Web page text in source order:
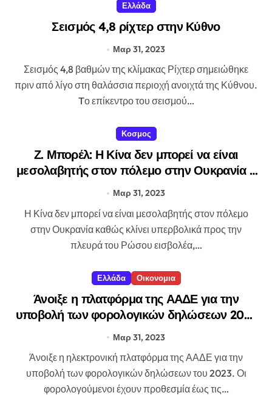
Ελλάδα
Σεισμός 4,8 ρίχτερ στην Κύθνο
Μαρ 31, 2023
Σεισμός 4,8 βαθμών της κλίμακας Ρίχτερ σημειώθηκε
πριν από λίγο στη θαλάσσια περιοχή ανοιχτά της Κύθνου.
Tο επίκεντρο του σεισμού…
Κοσμος
Ζ. Μπορέλ: Η Κίνα δεν μπορεί να είναι
μεσολαβητής στον πόλεμο στην Ουκρανία –
Μεροληπτεί υπέρ της Ρωσίας
Μαρ 31, 2023
Η Κίνα δεν μπορεί να είναι μεσολαβητής στον πόλεμο
στην Ουκρανία καθώς κλίνει υπερβολικά προς την
πλευρά του Ρώσου εισβολέα,…
Ελλάδα Οικονομια
Άνοιξε η πλατφόρμα της ΑΑΔΕ για την
υποβολή των φορολογικών δηλώσεων 2023
Μαρ 31, 2023
Άνοιξε η ηλεκτρονική πλατφόρμα της ΑΑΔΕ για την
υποβολή των φορολογικών δηλώσεων του 2023. Οι
φορολογούμενοι έχουν προθεσμία έως τις…